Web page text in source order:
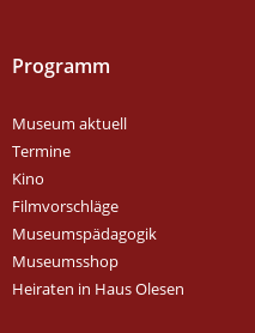
Programm
Museum aktuell
Termine
Kino
Filmvorschläge
Museumspädagogik
Museumsshop
Heiraten in Haus Olesen